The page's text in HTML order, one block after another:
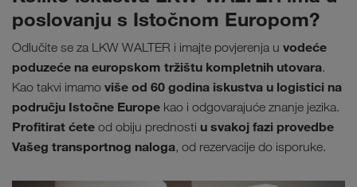
poslovanju s Istočnom Europom?
Odlučite se za LKW WALTER i imajte povjerenja u vodeće
poduzeće na europskom tržištu kompletnih utovara.
Kao takvi imamo više od 60 godina iskustva u logistici na
području Istočne Europe kao i odgovarajuće znanje jezika.
Profitirat ćete od obiju prednosti u svakoj fazi provedbe
Vašeg transportnog naloga, od rezervacije do isporuke.